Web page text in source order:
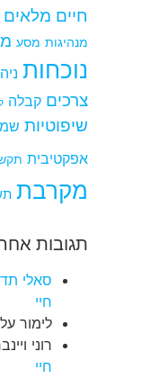
חיים מלאים
מנהיגות מסע
נוכחות
צרכים קבלה
שיפוטיות
אפקטיבית
מקרבת
תגובות
סאלי
חיי
לימור על
רוני
חיי